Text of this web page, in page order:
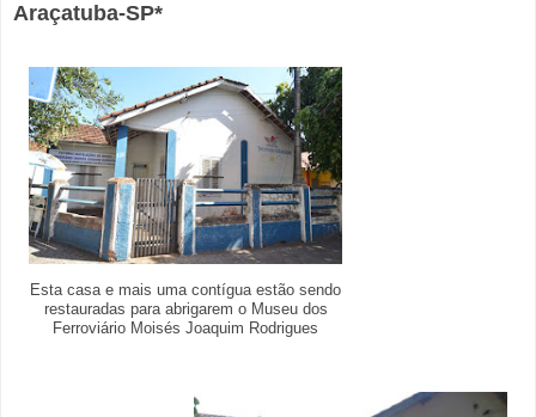
Araçatuba-SP*
Esta casa e mais uma contígua estão sendo
restauradas para abrigarem o Museu dos
Ferroviário Moisés Joaquim Rodrigues